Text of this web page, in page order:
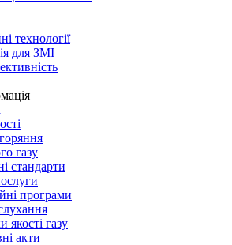
технології
для ЗМІ
газу
стандарти
програми
якості газу
акти